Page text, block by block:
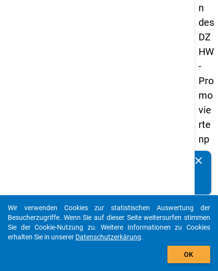
n
des
DZ
HW
-
Pro
mo
vie
rte
np
an
14
-
ers
clear
auto_stories
add_shopping_cart
Wir verwenden Cookies zur statistischen Auswertung der
Besucherzugriffe. Wenn Sie auf dieser Seite weitersurfen stimmen
Sie der Cookie-Nutzung zu. Weitere Informationen zu Cookies
erhalten Sie in unserer Datenschutzerkärung.
OK